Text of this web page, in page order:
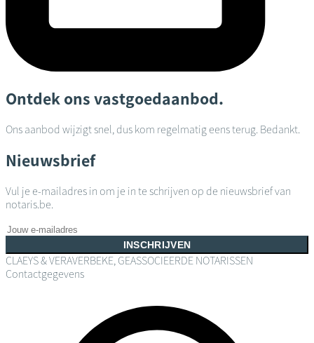
Ontdek ons vastgoedaanbod.
Ons aanbod wijzigt snel, dus kom regelmatig eens terug. Bedankt.
Nieuwsbrief
Vul je e-mailadres in om je in te schrijven op de nieuwsbrief van
notaris.be.
INSCHRIJVEN
CLAEYS & VERAVERBEKE, GEASSOCIEERDE NOTARISSEN
Contactgegevens